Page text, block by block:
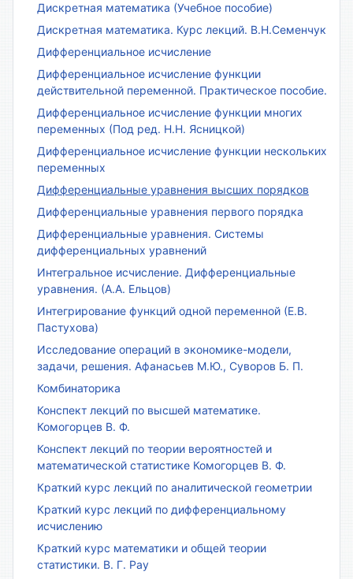
Дискретная математика (Учебное пособие)
Дискретная математика. Курс лекций. В.Н.Семенчук
Дифференциальное исчисление
Дифференциальное исчисление функции
действительной переменной. Практическое пособие.
Дифференциальное исчисление функции многих
переменных (Под ред. Н.Н. Ясницкой)
Дифференциальное исчисление функции нескольких
переменных
Дифференциальные уравнения высших порядков
Дифференциальные уравнения первого порядка
Дифференциальные уравнения. Системы
дифференциальных уравнений
Интегральное исчисление. Дифференциальные
уравнения. (А.А. Ельцов)
Интегрирование функций одной переменной (Е.В.
Пастухова)
Исследование операций в экономике-модели,
задачи, решения. Афанасьев М.Ю., Суворов Б. П.
Комбинаторика
Конспект лекций по высшей математике.
Комогорцев В. Ф.
Конспект лекций по теории вероятностей и
математической статистике Комогорцев В. Ф.
Краткий курс лекций по аналитической геометрии
Краткий курс лекций по дифференциальному
исчислению
Краткий курс математики и общей теории
статистики. В. Г. Рау